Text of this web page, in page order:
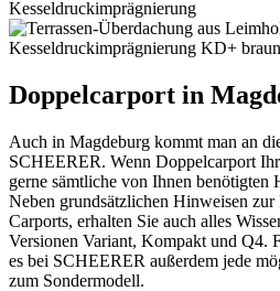
Doppelcarport in
Auch in Magdeburg kommt man an
SCHEERER. Wenn Doppelcarport
gerne sämtliche von Ihnen benötigten
Neben grundsätzlichen Hinweisen
Carports, erhalten Sie auch alles
Versionen Variant, Kompakt und Q4.
es bei SCHEERER außerdem jede
zum Sondermodell.